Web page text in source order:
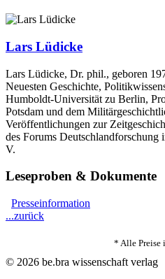
Lars Lüdicke
Lars Lüdicke, Dr. phil., geboren
Neuesten Geschichte,
Humboldt-Universität zu Berlin,
Potsdam und dem
Veröffentlichungen zur
des Forums Deutschlandforschung
V.
Leseproben & Dokumente
Presseinformation
...zurück
* Alle Preise
© 2026 be.bra wissenschaft verlag